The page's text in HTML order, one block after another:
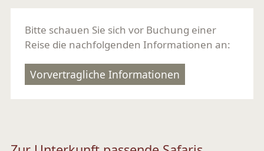
Bitte schauen Sie sich vor Buchung einer
Reise die nachfolgenden Informationen an:
Vorvertragliche Informationen